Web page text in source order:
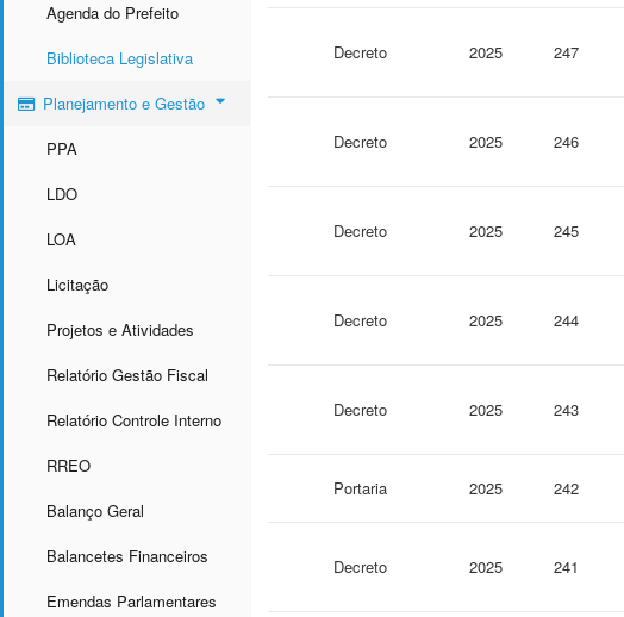
Agenda do Prefeito
Biblioteca Legislativa
Planejamento e Gestão
PPA
LDO
LOA
Licitação
Projetos e Atividades
Relatório Gestão Fiscal
Relatório Controle Interno
RREO
Balanço Geral
Balancetes Financeiros
Emendas Parlamentares
Decreto 2025 247
Decreto 2025 246
Decreto 2025 245
Decreto 2025 244
Decreto 2025 243
Portaria 2025 242
Decreto 2025 241